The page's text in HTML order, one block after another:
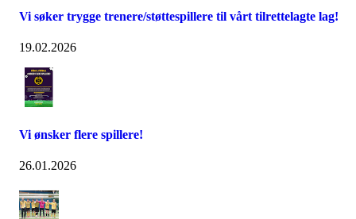
Vi søker trygge trenere/støttespillere til vårt tilrettelagte lag!
19.02.2026
Vi ønsker flere spillere!
26.01.2026